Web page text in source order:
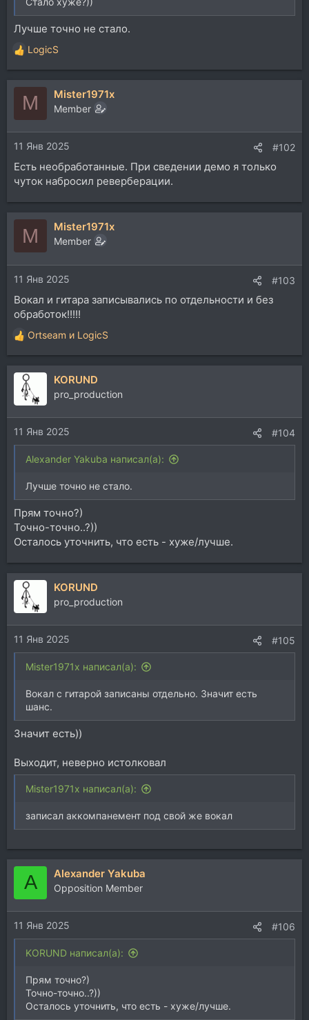
Лучше точно не стало.
Р
е
а
и
и
:
LogicS
M Mister1971x
Member
11 Янв 2025 #102
Есть необработанные. При сведении демо я только
чуток набросил реверберации.
M Mister1971x
Member
11 Янв 2025 #103
Вокал и гитара записывались по отдельности и без
обработок!!!!!
Р
е
а
и
и
:
Ortseam и LogicS
KORUND
pro_production
11 Янв 2025 #104
Alexander Yakuba написал(а):
Лучше точно не стало.
Прям точно?)
Точно-точно..?))
Осталось уточнить, что есть - хуже/лучше.
KORUND
pro_production
11 Янв 2025 #105
Mister1971x написал(а):
Вокал с гитарой записаны отдельно. Значит есть
шанс.
Значит есть))
Выходит, неверно истолковал
Mister1971x написал(а):
записал аккомпанемент под свой же вокал
A Alexander Yakuba
Opposition Member
11 Янв 2025 #106
KORUND написал(а):
Прям точно?)
Точно-точно..?))
Осталось уточнить, что есть - хуже/лучше.